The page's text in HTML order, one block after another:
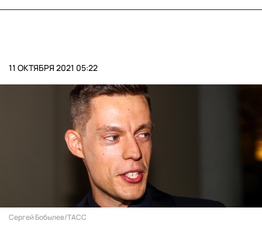
11 ОКТЯБРЯ 2021 05:22
Сергей Бобылев/ТАСС